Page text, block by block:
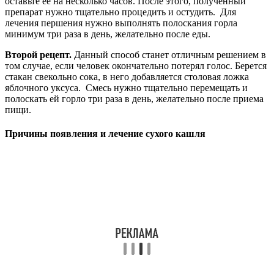
препарат нужно тщательно процедить и остудить. Для
лечения першения нужно выполнять полоскания горла
минимум три раза в день, желательно после еды.
Второй рецепт. Данный способ станет отличным решением в
том случае, если человек окончательно потерял голос. Берется
стакан свекольно сока, в него добавляется столовая ложка
яблочного уксуса. Смесь нужно тщательно перемещать и
полоскать ей горло три раза в день, желательно после приема
пищи.
Причины появления и лечение сухого кашля